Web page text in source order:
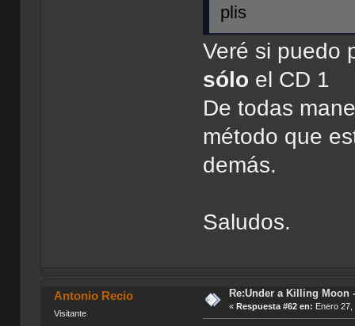
plis
Veré si puedo
sólo el CD 1
De todas
método que
demás.
Saludos.
Antonio Recio
Visitante
Re:Under a Killing Moon
« Respuesta #62 en: Enero